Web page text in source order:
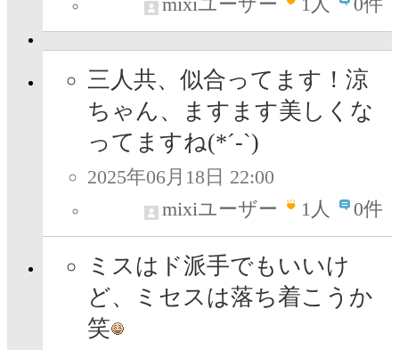
三人共、似合ってます！涼
ちゃん、ますます美しくな
ってますね(*´-`)
2025年06月18日 22:00
mixiユーザー
1人 0件
ミスはド派手でもいいけ
ど、ミセスは落ち着こうか
笑